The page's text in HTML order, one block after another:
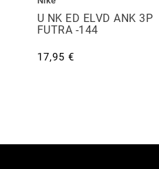
U NK ED ELVD ANK 3P
FUTRA -144
17,95 €